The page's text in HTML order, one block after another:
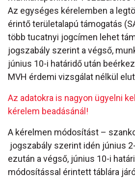
Az egységes kérelemben a
érintő területalapú támogatás
több tucatnyi jogcímen lehet
jogszabály szerint a végső,
június 10-i határidő után
MVH érdemi vizsgálat nélkül
Az adatokra is nagyon ügyelni
kérelem beadásánál!
A kérelmen módosítást –
jogszabály szerint idén június
ezután a végső, június 10-i
módosítással érintett táblára